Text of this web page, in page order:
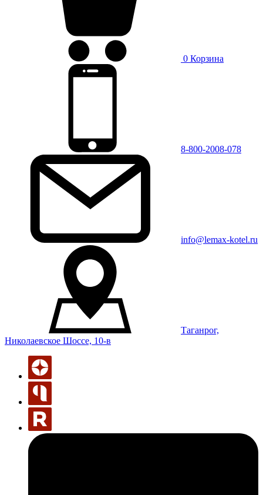
0 Корзина
8-800-2008-078
info@lemax-kotel.ru
Таганрог,
Николаевское Шоссе, 10-в